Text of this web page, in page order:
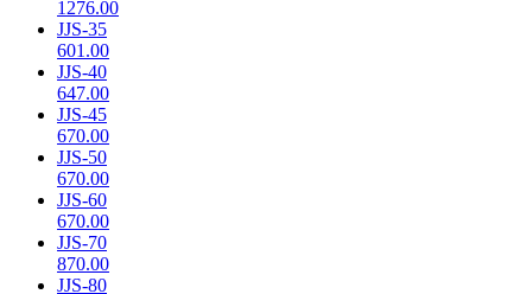
1276.00
JJS-35
601.00
JJS-40
647.00
JJS-45
670.00
JJS-50
670.00
JJS-60
670.00
JJS-70
870.00
JJS-80